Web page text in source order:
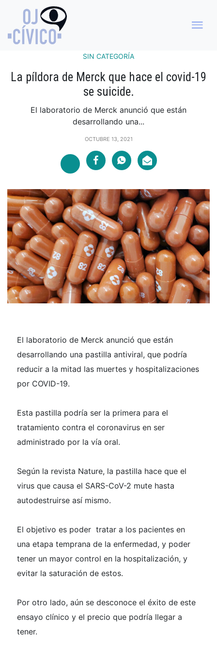
SIN CATEGORÍA
La píldora de Merck que hace el covid-19
se suicide.
El laboratorio de Merck anunció que están
desarrollando una...
OCTUBRE 13, 2021
El laboratorio de Merck anunció que están
desarrollando una pastilla antiviral, que podría
reducir a la mitad las muertes y hospitalizaciones
por COVID-19.
Esta pastilla podría ser la primera para el
tratamiento contra el coronavirus en ser
administrado por la vía oral.
Según la revista Nature, la pastilla hace que el
virus que causa el SARS-CoV-2 mute hasta
autodestruirse así mismo.
El objetivo es poder tratar a los pacientes en
una etapa temprana de la enfermedad, y poder
tener un mayor control en la hospitalización, y
evitar la saturación de estos.
Por otro lado, aún se desconoce el éxito de este
ensayo clínico y el precio que podría llegar a
tener.